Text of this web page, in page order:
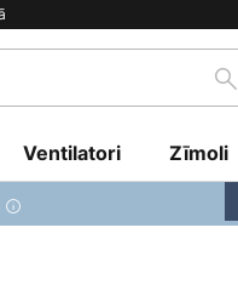
Ventilatori Zīmoli